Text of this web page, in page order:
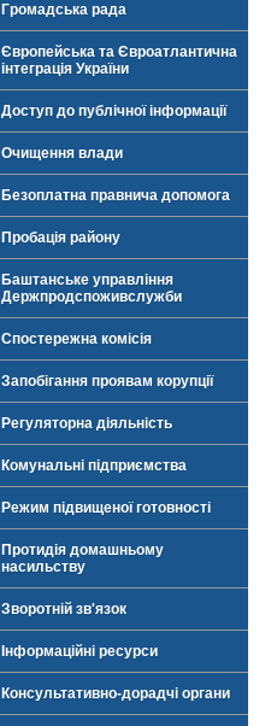
Громадська рада
Європейська та Євроатлантична
інтеграція України
Доступ до публічної інформації
Очищення влади
Безоплатна правнича допомога
Пробація району
Баштанське управління
Держпродспоживслужби
Спостережна комісія
Запобігання проявам корупції
Регуляторна діяльність
Комунальні підприємства
Режим підвищеної готовності
Протидія домашньому
насильству
Зворотній зв'язок
Інформаційні ресурси
Консультативно-дорадчі органи